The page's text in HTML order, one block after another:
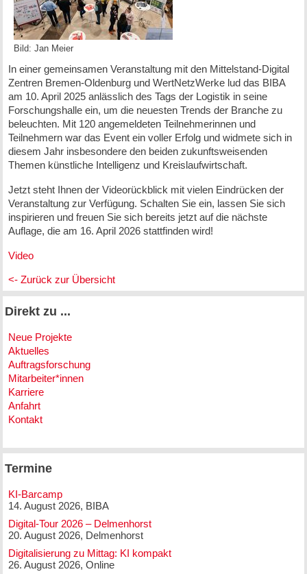
Bild: Jan Meier
In einer gemeinsamen Veranstaltung mit den Mittelstand-Digital
Zentren Bremen-Oldenburg und WertNetzWerke lud das BIBA
am 10. April 2025 anlässlich des Tags der Logistik in seine
Forschungshalle ein, um die neuesten Trends der Branche zu
beleuchten. Mit 120 angemeldeten Teilnehmerinnen und
Teilnehmern war das Event ein voller Erfolg und widmete sich in
diesem Jahr insbesondere den beiden zukunftsweisenden
Themen künstliche Intelligenz und Kreislaufwirtschaft.
Jetzt steht Ihnen der Videorückblick mit vielen Eindrücken der
Veranstaltung zur Verfügung. Schalten Sie ein, lassen Sie sich
inspirieren und freuen Sie sich bereits jetzt auf die nächste
Auflage, die am 16. April 2026 stattfinden wird!
Video
<- Zurück zur Übersicht
Direkt zu ...
Neue Projekte
Aktuelles
Auftragsforschung
Mitarbeiter*innen
Karriere
Anfahrt
Kontakt
Termine
KI-Barcamp
14. August 2026, BIBA
Digital-Tour 2026 – Delmenhorst
20. August 2026, Delmenhorst
Digitalisierung zu Mittag: KI kompakt
26. August 2026, Online